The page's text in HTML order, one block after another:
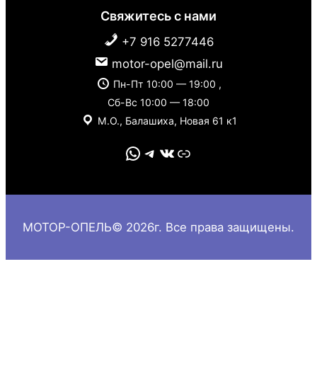
Свяжитесь с нами
+7 916 5277446
motor-opel@mail.ru
Пн-Пт 10:00 — 19:00 ,
Сб-Вс 10:00 — 18:00
М.О., Балашиха, Новая 61 к1
WhatsApp Telegram VK Link
МОТОР-ОПЕЛЬ© 2026г. Все права защищены.